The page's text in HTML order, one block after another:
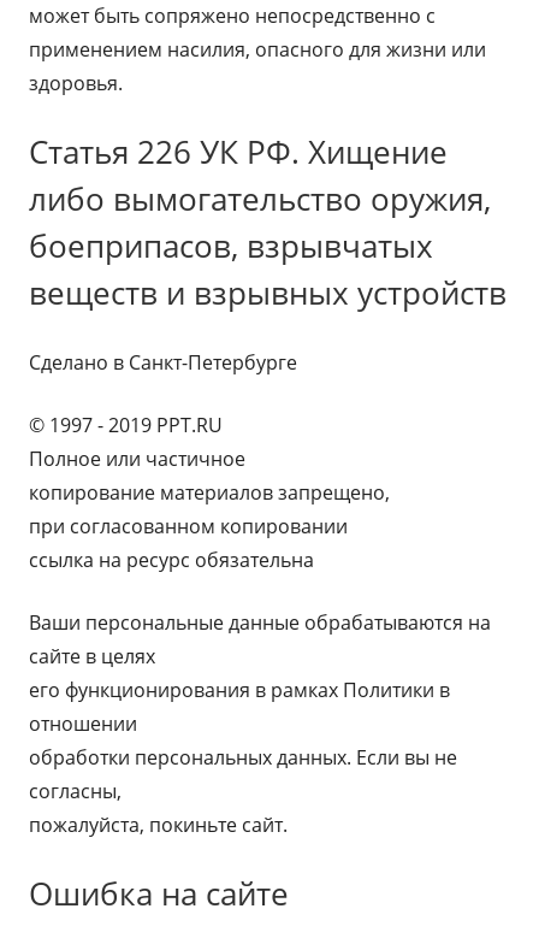
может быть сопряжено непосредственно с
применением насилия, опасного для жизни или
здоровья.
Статья 226 УК РФ. Хищение
либо вымогательство оружия,
боеприпасов, взрывчатых
веществ и взрывных устройств
Сделано в Санкт-Петербурге
© 1997 - 2019 PPT.RU
Полное или частичное
копирование материалов запрещено,
при согласованном копировании
ссылка на ресурс обязательна
Ваши персональные данные обрабатываются на
сайте в целях
его функционирования в рамках Политики в
отношении
обработки персональных данных. Если вы не
согласны,
пожалуйста, покиньте сайт.
Ошибка на сайте